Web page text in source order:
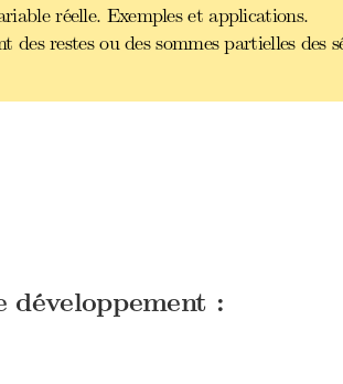
réelle. Exemples et applications.
restes ou des sommes partielles des
développement :